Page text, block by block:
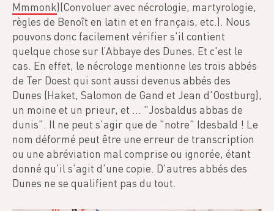
Mmmonk)(Convoluer avec nécrologie, martyrologie,
règles de Benoît en latin et en français, etc.). Nous
pouvons donc facilement vérifier s'il contient
quelque chose sur l’Abbaye des Dunes. Et c'est le
cas. En effet, le nécrologe mentionne les trois abbés
de Ter Doest qui sont aussi devenus abbés des
Dunes (Haket, Salomon de Gand et Jean d'Oostburg),
un moine et un prieur, et ... "Josbaldus abbas de
dunis". Il ne peut s'agir que de "notre" Idesbald ! Le
nom déformé peut être une erreur de transcription
ou une abréviation mal comprise ou ignorée, étant
donné qu'il s'agit d'une copie. D'autres abbés des
Dunes ne se qualifient pas du tout.